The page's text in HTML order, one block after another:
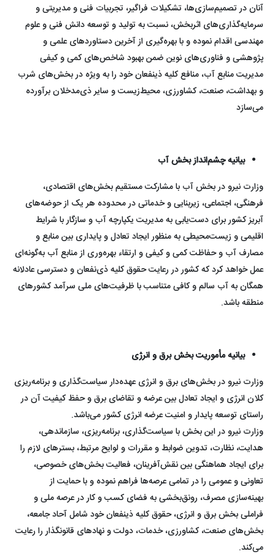
آنان در تصمیم‌سازی‌ها، تشکیلات فراگیر، تجربیات فنی و مدیریتی و
سرمایه‌گذاری‌های اثربخش، نسبت به تولید و توسعه دانش فنی و علوم
مهندسی اقدام نموده و با بهره‌گیری از آخرین دستاوردهای علمی و
پژوهشی و فناوری‌های نوین ضمن بهبود شاخص‌های کمی و کیفی
مدیریت منابع آب، منافع کلیه ذینفعان خود را به ویژه در بخش‌های شرب
و بهداشت، صنعت، کشاورزی، محیط‌زیست و سایر ذی‌مدخلان برآورده
می‌سازد
بیانیه چشم‌انداز بخش آب
وزارت نیرو در بخش آب با مشارکت مستقیم بخش‌های اقتصادی،
فرهنگی، اجتماعی، زیربنایی و خدماتی در محدوده هر یک از حوضه‌های
آبریز کشور برای دست‌یابی به مدیریت یکپارچه آب و سازگار با شرایط
اقلیمی و زیست‌محیطی به منظور ایجاد تعادل و پایداری بین منابع و
مصارف آب و حفاظت کمی و کیفی و ارتقاء بهره‌وری از منابع آب به‌گونه‌ای
عمل خواهد کرد که کشور در رعایت حقوق کلیه ذی‌نفعان و دسترسی عادلانه
همگان به آب سالم و کافی متناسب با ظرفیت‌های ملی سرآمد کشورهای
منطقه باشد.
بیانیه مأموریت بخش برق و انرژی
وزارت نیرو در بخش‌های برق و انرژی عهده‌دار سیاست‌گذاری و برنامه‌ریزی
کلان انرژی و ایجاد تعادل بین عرضه و تقاضای برق و حفظ کیفیت آن در
راستای توسعه پایدار و امنیت عرضه انرژی کشور می‌باشد.
وزارت نیرو در این بخش با سیاست‌گذاری، برنامه‌ریزی، سازماندهی،
هدایت، نظارت، تدوین ضوابط و مقررات و لوایح مرتبط، بسترهای لازم را
برای ایجاد هماهنگی بین نقش‌آفرینان، فعالیت بخش‌های خصوصی،
تعاونی و عمومی را در تمامی عرصه‌ها فراهم نموده و با حمایت از
بهینه‌سازی مصرف، رونق‌بخشی به فضای کسب و کار در عرصه ملی و
فراملی بخش برق و انرژی، حقوق کلیه ذینفعان خود شامل آحاد جامعه،
بخش‌های صنعت، کشاورزی، خدمات، دولت و نهادهای قانونگذار را رعایت
می‌کند.